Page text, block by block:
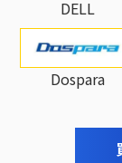
DELL
Dospara